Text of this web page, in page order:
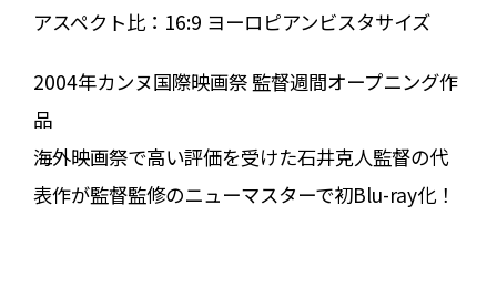
アスペクト比： 16:9 ヨーロピアンビスタサイズ
2004年カンヌ国際映画祭 監督週間オープニング作
品
海外映画祭で高い評価を受けた石井克人監督の代
表作が監督監修のニューマスターで初Blu-ray化！